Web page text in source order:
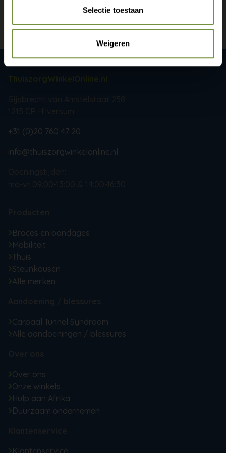
Selectie toestaan
Weigeren
Bekijk winkels
+31 (0)20 760 47 20
info@thuiszorgwinkelonline.nl
Braces en bandages
Mobiliteit
Thuis
Steunkousen
Alle merken
Carpaal Tunnel Syndroom
Alle aandoeningen / blessures
Over ons
Onze winkels
Hulp aan Afrika
Duurzaam ondernemen
Klantenservice